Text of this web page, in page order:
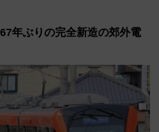
年ぶりの完全新造の郊外電